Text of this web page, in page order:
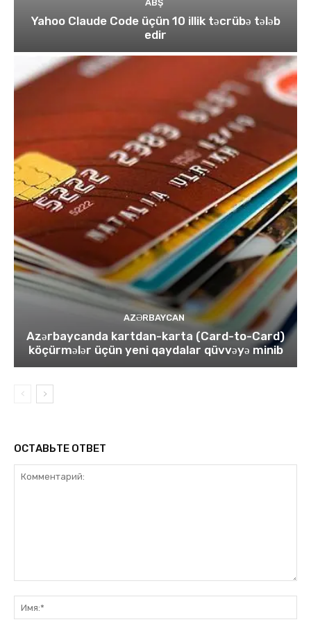
ABŞ
Yahoo Claude Code üçün 10 illik təcrübə tələb
edir
AZƏRBAYCAN
Azərbaycanda kartdan-karta (Card-to-Card)
köçürmələr üçün yeni qaydalar qüvvəyə minib
ОСТАВЬТЕ ОТВЕТ